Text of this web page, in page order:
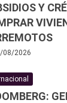
Y
08/2026